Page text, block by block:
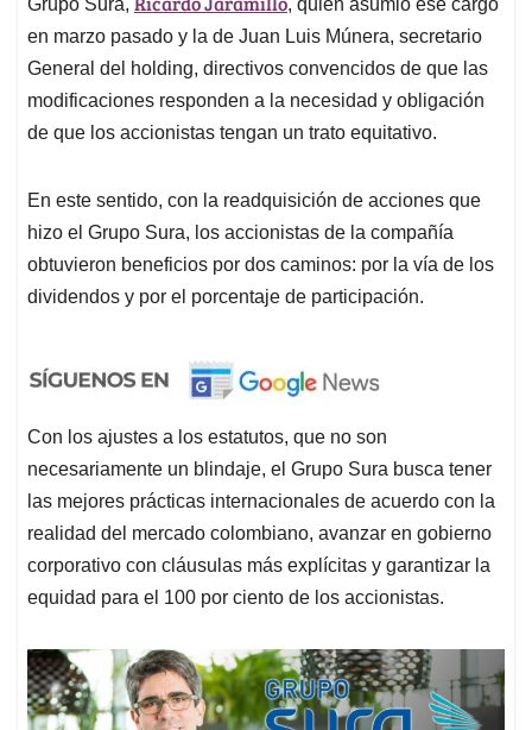
Grupo Sura,
, quien asumió ese cargo
en marzo pasado y la de Juan Luis Múnera, secretario
General del holding, directivos convencidos de que las
modificaciones responden a la necesidad y obligación
de que los accionistas tengan un trato equitativo.
En este sentido, con la readquisición de acciones que
hizo el Grupo Sura, los accionistas de la compañía
obtuvieron beneficios por dos caminos: por la vía de los
dividendos y por el porcentaje de participación.
Con los ajustes a los estatutos, que no son
necesariamente un blindaje, el Grupo Sura busca tener
las mejores prácticas internacionales de acuerdo con la
realidad del mercado colombiano, avanzar en gobierno
corporativo con cláusulas más explícitas y garantizar la
equidad para el 100 por ciento de los accionistas.